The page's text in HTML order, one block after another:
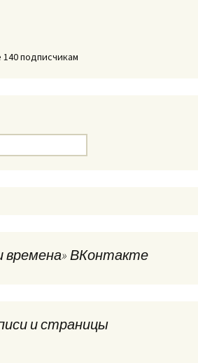
подписчикам
времена» ВКонтакте
и страницы